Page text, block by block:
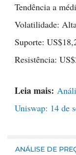
Tendência a
Volatilidade:
Suporte:
Resistência:
Leia mais:
Uniswap: 14 de
ANÁLISE DE